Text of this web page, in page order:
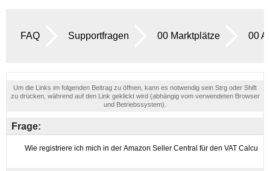
FAQ Supportfragen 00 Marktplätze 00
Um die Links im folgenden Beitrag zu öffnen, kann es notwendig sein Strg oder Shift
zu drücken, während auf den Link geklickt wird (abhängig vom verwendeten Browser
und Betriebssystem).
Frage: